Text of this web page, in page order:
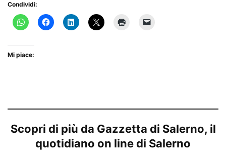
Condividi:
Mi piace:
Scopri di più da Gazzetta di Salerno, il
quotidiano on line di Salerno